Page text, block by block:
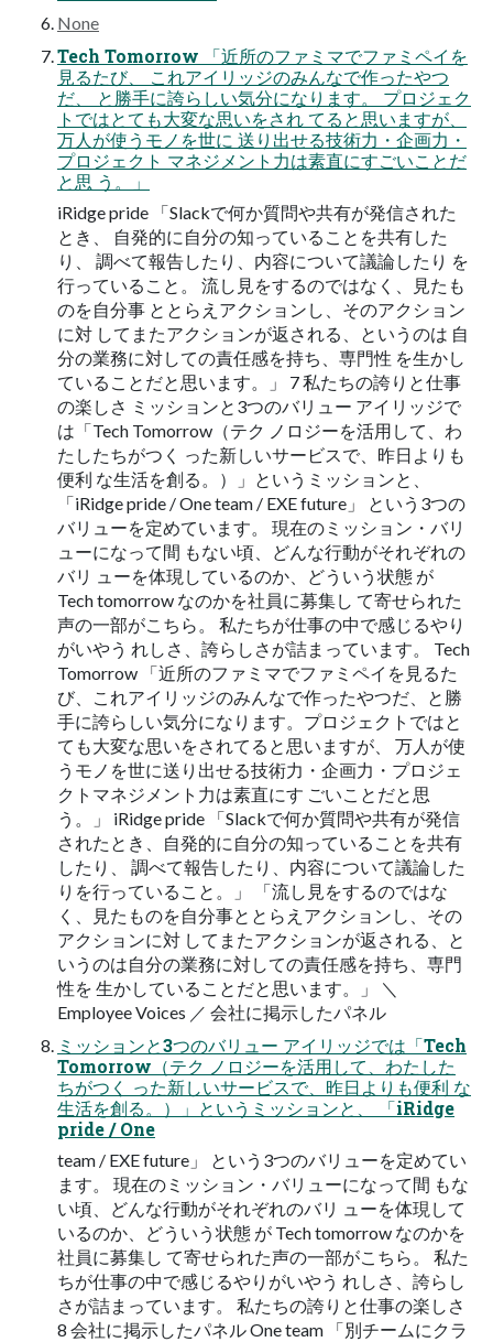
None
Tech Tomorrow 「近所のファミマでファミペイを
見るたび、 これアイリッジのみんなで作ったやつ
だ、 と勝手に誇らしい気分になります。 プロジェク
トではとても大変な思いをされ てると思いますが、
万人が使うモノを世に 送り出せる技術力・企画力・
プロジェクト マネジメント力は素直にすごいことだ
と思 う。」
iRidge pride 「Slackで何か質問や共有が発信された
とき、 自発的に自分の知っていることを共有した
り、 調べて報告したり、内容について議論したり を
行っていること。 流し見をするのではなく、見たも
のを自分事 ととらえアクションし、そのアクション
に対 してまたアクションが返される、というのは 自
分の業務に対しての責任感を持ち、専門性 を生かし
ていることだと思います。」 7 私たちの誇りと仕事
の楽しさ ミッションと3つのバリュー アイリッジで
は「Tech Tomorrow（テク ノロジーを活用して、わ
たしたちがつく った新しいサービスで、昨日よりも
便利 な生活を創る。）」というミッションと、
「iRidge pride / One team / EXE future」 という3つの
バリューを定めています。 現在のミッション・バリ
ューになって間 もない頃、どんな行動がそれぞれの
バリ ューを体現しているのか、どういう状態 が
Tech tomorrow なのかを社員に募集し て寄せられた
声の一部がこちら。 私たちが仕事の中で感じるやり
がいやう れしさ、誇らしさが詰まっています。 Tech
Tomorrow 「近所のファミマでファミペイを見るた
び、これアイリッジのみんなで作ったやつだ、と勝
手に誇らしい気分になります。プロジェクトではと
ても大変な思いをされてると思いますが、 万人が使
うモノを世に送り出せる技術力・企画力・プロジェ
クトマネジメント力は素直にす ごいことだと思
う。」 iRidge pride 「Slackで何か質問や共有が発信
されたとき、自発的に自分の知っていることを共有
したり、 調べて報告したり、内容について議論した
りを行っていること。」 「流し見をするのではな
く、見たものを自分事ととらえアクションし、その
アクションに対 してまたアクションが返される、と
いうのは自分の業務に対しての責任感を持ち、専門
性を 生かしていることだと思います。」 ＼
Employee Voices ／ 会社に掲示したパネル
ミッションと3つのバリュー アイリッジでは「Tech
Tomorrow（テク ノロジーを活用して、わたした
ちがつく った新しいサービスで、昨日よりも便利 な
生活を創る。）」というミッションと、 「iRidge
pride / One
team / EXE future」 という3つのバリューを定めてい
ます。 現在のミッション・バリューになって間 もな
い頃、どんな行動がそれぞれのバリ ューを体現して
いるのか、どういう状態 が Tech tomorrow なのかを
社員に募集し て寄せられた声の一部がこちら。 私た
ちが仕事の中で感じるやりがいやう れしさ、誇らし
さが詰まっています。 私たちの誇りと仕事の楽しさ
8 会社に掲示したパネル One team 「別チームにクラ